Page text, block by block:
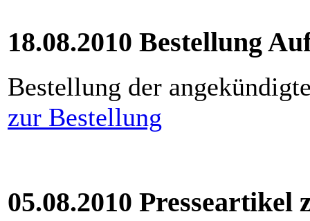
18.08.2010 Bestellung
Bestellung der
zur Bestellung
05.08.2010